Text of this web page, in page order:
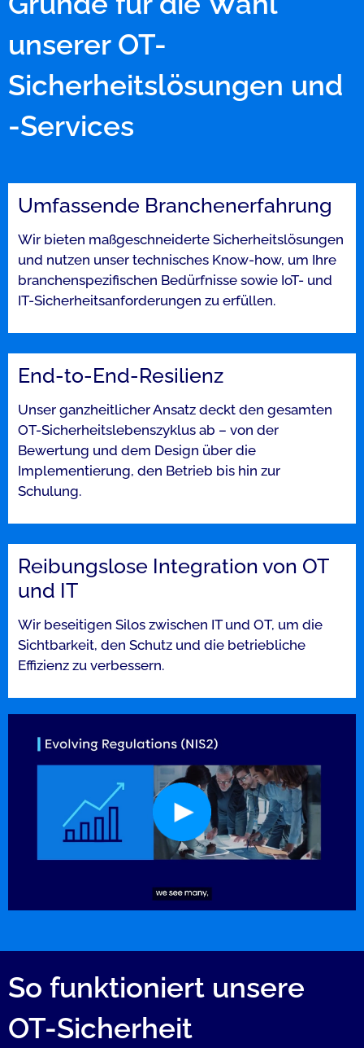
unserer OT-
Sicherheitslösungen und
-Services
Umfassende Branchenerfahrung​
Wir bieten maßgeschneiderte Sicherheitslösungen
und nutzen unser technisches Know-how, um Ihre
branchenspezifischen Bedürfnisse sowie IoT- und
IT-Sicherheitsanforderungen zu erfüllen.
End-to-End-Resilienz​
Unser ganzheitlicher Ansatz deckt den gesamten
OT-Sicherheitslebenszyklus ab – von der
Bewertung und dem Design über die
Implementierung, den Betrieb bis hin zur
Schulung.
Reibungslose Integration von OT
und IT​
Wir beseitigen Silos zwischen IT und OT, um die
Sichtbarkeit, den Schutz und die betriebliche
Effizienz zu verbessern.
So funktioniert unsere
OT-Sicherheit